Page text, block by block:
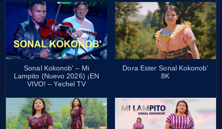
Sonal Kokonob' – Mi
Lampito (Nuevo 2026) ¡EN
VIVO! – Yechel TV
Dora Ester Sonal Kokonob'
8K